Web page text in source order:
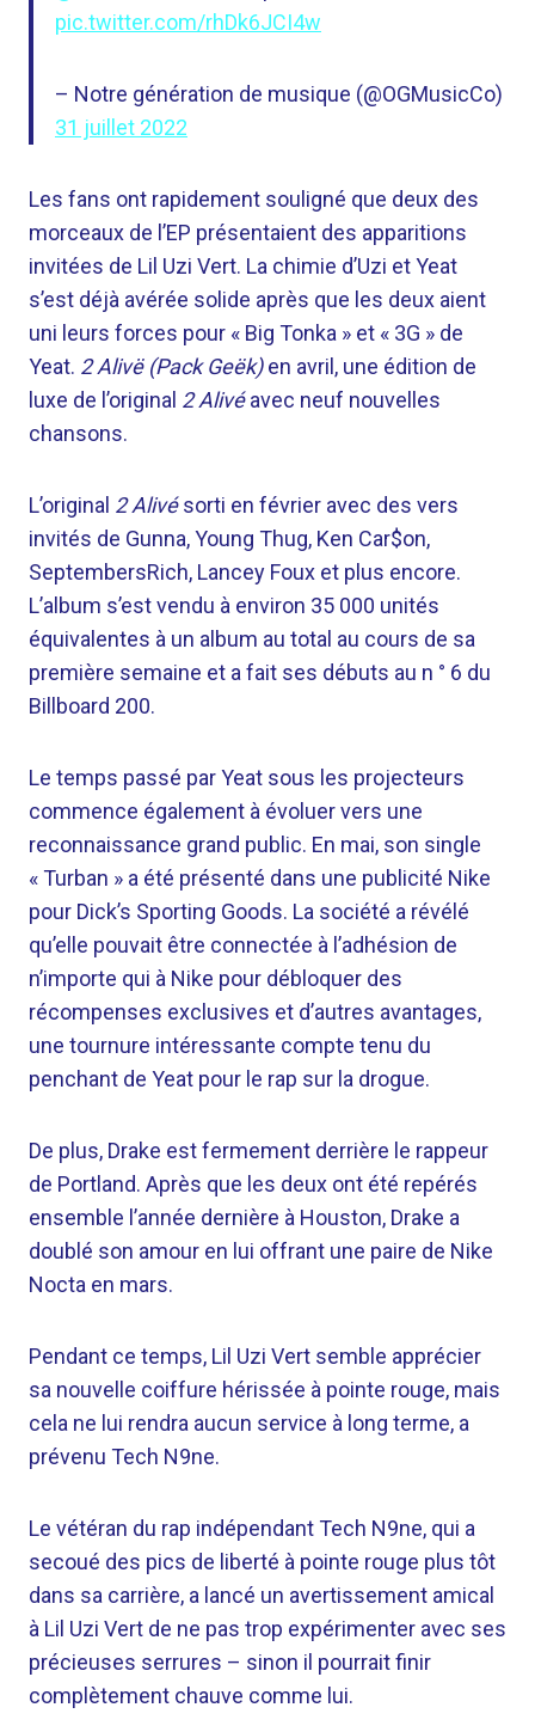
pic.twitter.com/rhDk6JCI4w
– Notre génération de musique (@OGMusicCo)
31 juillet 2022
Les fans ont rapidement souligné que deux des
morceaux de l’EP présentaient des apparitions
invitées de Lil Uzi Vert. La chimie d’Uzi et Yeat
s’est déjà avérée solide après que les deux aient
uni leurs forces pour « Big Tonka » et « 3G » de
Yeat. 2 Alivë (Pack Geëk)en avril, une édition de
luxe de l’original 2 Alivéavec neuf nouvelles
chansons.
L’original 2 Alivésorti en février avec des vers
invités de Gunna, Young Thug, Ken Car$on,
SeptembersRich, Lancey Foux et plus encore.
L’album s’est vendu à environ 35 000 unités
équivalentes à un album au total au cours de sa
première semaine et a fait ses débuts au n ° 6 du
Billboard 200.
Le temps passé par Yeat sous les projecteurs
commence également à évoluer vers une
reconnaissance grand public. En mai, son single
« Turban » a été présenté dans une publicité Nike
pour Dick’s Sporting Goods. La société a révélé
qu’elle pouvait être connectée à l’adhésion de
n’importe qui à Nike pour débloquer des
récompenses exclusives et d’autres avantages,
une tournure intéressante compte tenu du
penchant de Yeat pour le rap sur la drogue.
De plus, Drake est fermement derrière le rappeur
de Portland. Après que les deux ont été repérés
ensemble l’année dernière à Houston, Drake a
doublé son amour en lui offrant une paire de Nike
Nocta en mars.
Pendant ce temps, Lil Uzi Vert semble apprécier
sa nouvelle coiffure hérissée à pointe rouge, mais
cela ne lui rendra aucun service à long terme, a
prévenu Tech N9ne.
Le vétéran du rap indépendant Tech N9ne, qui a
secoué des pics de liberté à pointe rouge plus tôt
dans sa carrière, a lancé un avertissement amical
à Lil Uzi Vert de ne pas trop expérimenter avec ses
précieuses serrures – sinon il pourrait finir
complètement chauve comme lui.